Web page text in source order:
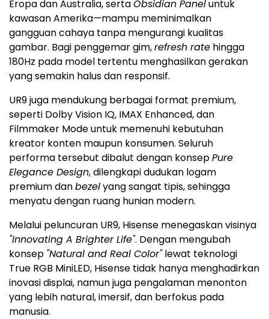
Eropa dan Australia, sertaObsidian Paneluntuk
kawasan Amerika—mampu meminimalkan
gangguan cahaya tanpa mengurangi kualitas
gambar. Bagi penggemar gim,refresh rate hingga
180Hz pada model tertentu menghasilkan gerakan
yang semakin halus dan responsif.
UR9 juga mendukung berbagai format premium,
seperti Dolby Vision IQ, IMAX Enhanced, dan
Filmmaker Mode untuk memenuhi kebutuhan
kreator konten maupun konsumen. Seluruh
performa tersebut dibalut dengan konsepPure
Elegance Design, dilengkapi dudukan logam
premium danbezelyang sangat tipis, sehingga
menyatu dengan ruang hunian modern.
Melalui peluncuran UR9, Hisense menegaskan visinya
"Innovating A Brighter Life". Dengan mengubah
konsep "Natural and Real Color"lewat teknologi
True RGB MiniLED, Hisense tidak hanya menghadirkan
inovasi displai, namun juga pengalaman menonton
yang lebih natural, imersif, dan berfokus pada
manusia.